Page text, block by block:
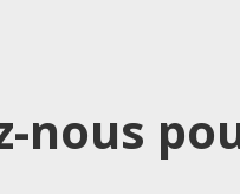
nous